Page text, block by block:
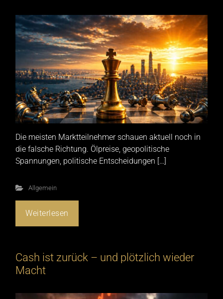
Die meisten Marktteilnehmer schauen aktuell noch in
die falsche Richtung. Ölpreise, geopolitische
Spannungen, politische Entscheidungen […]
Allgemein
Weiterlesen
Cash ist zurück – und plötzlich wieder
Macht